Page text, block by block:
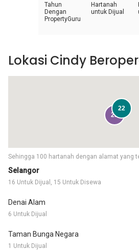
Tahun
Dengan
PropertyGuru
Hartanah
untuk Dijual
Selangor
16 Untuk Dijual, 15 Untuk Disewa
Denai Alam
6 Untuk Dijual
Taman Bunga Negara
1 Untuk Dijual
Sehingga 100 hartanah dengan alamat yang
23
22
Lokasi Cindy